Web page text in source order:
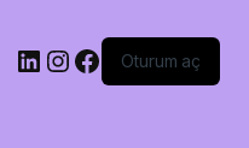
LinkedIn
Instagram
Facebook
Oturum aç